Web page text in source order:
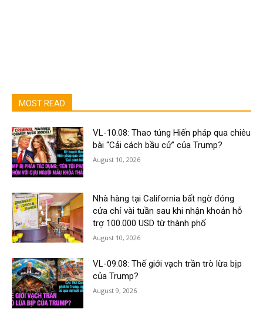
MOST READ
VL-10.08: Thao túng Hiến pháp qua chiêu
bài “Cải cách bầu cử” của Trump?
August 10, 2026
Nhà hàng tại California bất ngờ đóng
cửa chỉ vài tuần sau khi nhận khoản hỗ
trợ 100.000 USD từ thành phố
August 10, 2026
VL-09.08: Thế giới vạch trần trò lừa bịp
của Trump?
August 9, 2026